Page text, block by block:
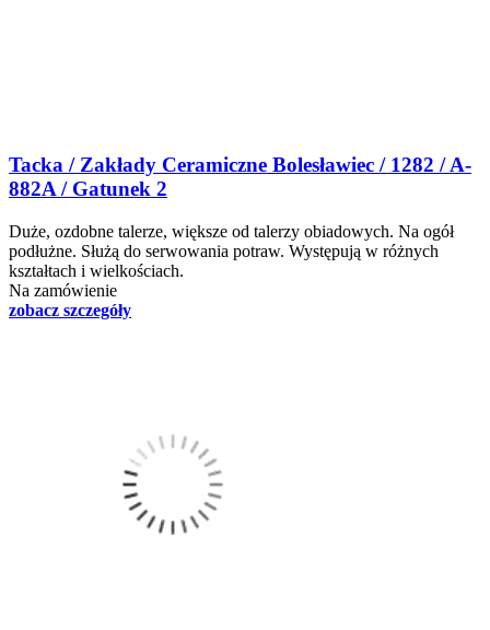
Tacka / Zakłady Ceramiczne Bolesławiec / 1282 / A-
882A / Gatunek 2
Duże, ozdobne talerze, większe od talerzy obiadowych. Na ogół
podłużne. Służą do serwowania potraw. Występują w różnych
kształtach i wielkościach.
Na zamówienie
zobacz szczegóły